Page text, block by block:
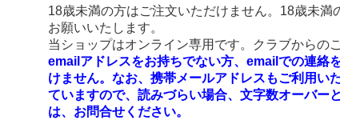
18歳未満の方はご注文いただけません。18歳未
お願いいたします。
当ショップはオンライン専用です。クラブからの
emailアドレスをお持ちでない方、emailでの連絡
けません。なお、携帯メールアドレスもご利用い
ていますので、読みづらい場合、文字数オーバー
は、お問合せください。